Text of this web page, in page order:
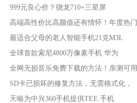
999元良心价？骁龙710+​三星屏
高端高性价比高颜值还有情怀！年度热门
最适合父母的老人智能手机21克M3L
全球首款索尼4800万像素手机 华为
全网无损音乐免费下载的方法！亲测可用
SD卡已损坏的修复方法，无需格式化，
天喻为中兴360手机提供TEE 手机